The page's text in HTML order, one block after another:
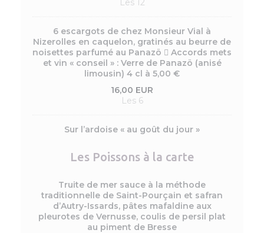
Les 12
6 escargots de chez Monsieur Vial à
Nizerolles en caquelon, gratinés au beurre de
noisettes parfumé au Panazö  Accords mets
et vin « conseil » : Verre de Panazö (anisé
limousin) 4 cl à 5,00 €
16,00 EUR
Les 6
Sur l’ardoise « au goût du jour »
Les Poissons à la carte
Truite de mer sauce à la méthode
traditionnelle de Saint-Pourçain et safran
d’Autry-Issards, pâtes mafaldine aux
pleurotes de Vernusse, coulis de persil plat
au piment de Bresse